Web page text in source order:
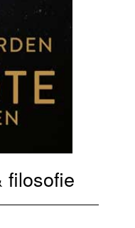
filosofie